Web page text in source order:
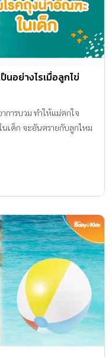
อย่างไรเมื่อลูกไข่
การบวม ทำให้แม่ตกใจ
นเด็ก จะอันตรายกับลูกไหม